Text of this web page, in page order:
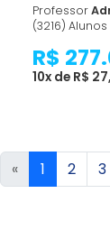
Professor
(3216) Alunos
R$
10x de R$
« 1 2 3